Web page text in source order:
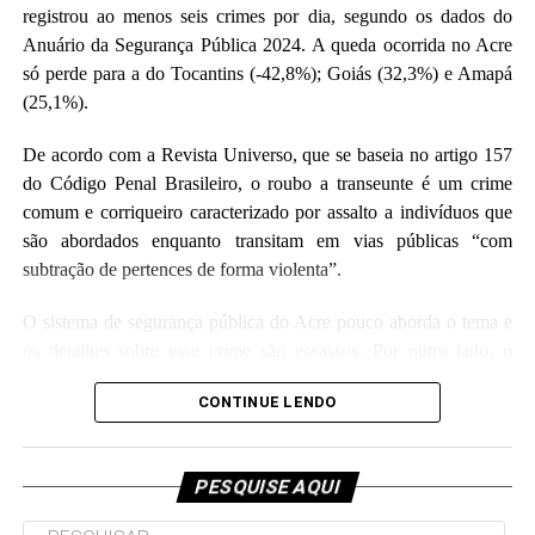
Cemitério de Tarauacá [créditos: Acre.com.br]
O pedido para aumentar o prazo foi acolhido pelo
Colegiado, mas foi mantida a aplicação de multa para o
caso de descumprimento da ordem judicial. O relator do
recurso foi o desembargador Nonato Maia.
O magistrado escreveu que: “o prazo de 10 dias
desproporcional diante da complexidade do
procedimento de licenciamento ambiental, que exige
análise técnica, estudos específicos e medidas
mitigatórias”.
registrou ao menos seis crimes por dia, segundo os dados do
Anuário da Segurança Pública 2024. A queda ocorrida no Acre
só perde para a do Tocantins (-42,8%); Goiás (32,3%) e Amapá
(25,1%).
De acordo com a Revista Universo, que se baseia no artigo 157
do Código Penal Brasileiro, o roubo a transeunte é um crime
comum e corriqueiro caracterizado por assalto a indivíduos que
são abordados enquanto transitam em vias públicas “com
subtração de pertences de forma violenta”.
O sistema de segurança pública do Acre pouco aborda o tema e
Anuário Brasileiro de Segurança Pública se baseia em
informações fornecidas pelas secretarias de segurança pública
ferramenta importante para a promoção da transparência e da
prestação de contas na área, contribuindo para a melhoria da
CONTINUE LENDO
PESQUISE AQUI